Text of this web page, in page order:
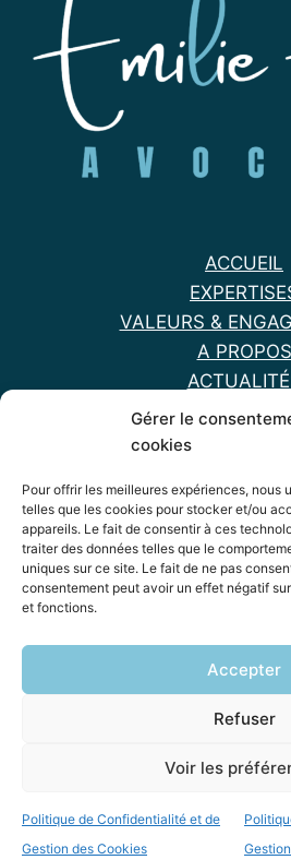
Gérer le
cookies
Pour offrir les meilleures expériences, nous
telles que les cookies pour stocker et/ou
appareils. Le fait de consentir à ces
traiter des données telles que le
uniques sur ce site. Le fait de ne pas
consentement peut avoir un effet négatif
et fonctions.
Accepter
Refuser
Voir les
Politique de Confidentialité et de
Gestion des Cookies
ACCUEIL
VALEURS &
A PROPOS
ME
Email
POLITIQUE DE
MENTIONS